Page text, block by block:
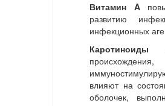
Витамин A
развитию
инфекционных
влияют на
оболочек,